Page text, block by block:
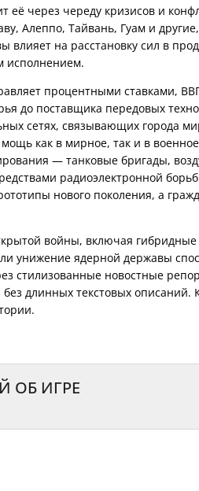
через череду кризисов и
Алеппо, Тайвань, Гуам и
влияет на расстановку сил в
процентными ставками,
до поставщика передовых
сетях, связывающих города
как в мирное, так и в
— танковые бригады,
радиоэлектронной
нового поколения, а
войны, включая гибридные
унижение ядерной державы
стилизованные новостные
длинных текстовых описаний.
ОБ ИГРЕ